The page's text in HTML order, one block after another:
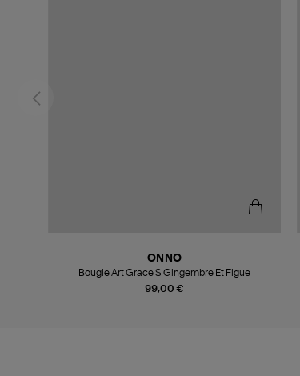
99,00 €
ONNO
Bougie Art Grace S Gingembre Et Figue